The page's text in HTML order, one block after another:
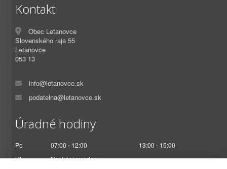
Kontakt
Obec Letanovce
Slovenského raja 55
Letanovce
053 13
info@letanovce.sk
podatelna@letanovce.sk
Úradné hodiny
Po 07:00 - 12:00
13:00 - 15:00
Ut
Nestránkový deň